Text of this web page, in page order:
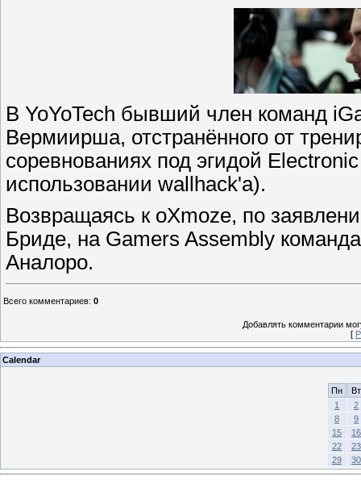
В YoYoTech бывший член команд
Вермиирша, отстранённого от
соревнованиях под эгидой
использовании wallhack'а).
Возвращаясь к oXmoze, по
Бриде, на Gamers Assembly
Аналоро.
Всего комментариев: 0
Добавлять комментарии
[
Calendar
Пн
Вт
1
2
8
9
15
16
22
23
29
30